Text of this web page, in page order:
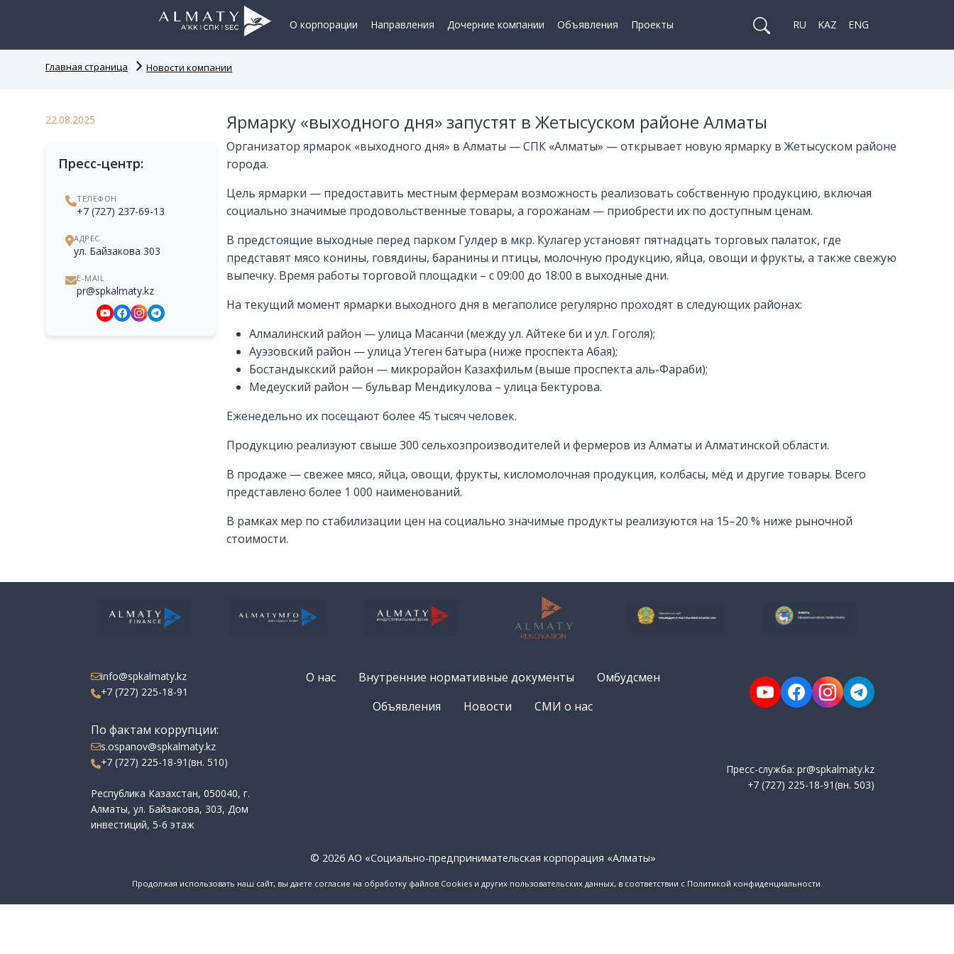
О корпорации Направления Дочерние компании Объявления Проекты RU KAZ ENG
Главная страница Новости компании
22.08.2025
Пресс-центр:
ТЕЛЕФОН
+7 (727) 237-69-13
АДРЕС
ул. Байзакова 303
E-MAIL
pr@spkalmaty.kz
Ярмарку «выходного дня» запустят в Жетысуском районе Алматы
Организатор ярмарок «выходного дня» в Алматы — СПК «Алматы» — открывает новую ярмарку в Жетысуском районе
города.
Цель ярмарки — предоставить местным фермерам возможность реализовать собственную продукцию, включая
социально значимые продовольственные товары, а горожанам — приобрести их по доступным ценам.
В предстоящие выходные перед парком Гулдер в мкр. Кулагер установят пятнадцать торговых палаток, где
представят мясо конины, говядины, баранины и птицы, молочную продукцию, яйца, овощи и фрукты, а также свежую
выпечку. Время работы торговой площадки – с 09:00 до 18:00 в выходные дни.
На текущий момент ярмарки выходного дня в мегаполисе регулярно проходят в следующих районах:
Алмалинский район — улица Масанчи (между ул. Айтеке би и ул. Гоголя);
Ауэзовский район — улица Утеген батыра (ниже проспекта Абая);
Бостандыкский район — микрорайон Казахфильм (выше проспекта аль-Фараби);
Медеуский район — бульвар Мендикулова – улица Бектурова.
Еженедельно их посещают более 45 тысяч человек.
Продукцию реализуют свыше 300 сельхозпроизводителей и фермеров из Алматы и Алматинской области.
В продаже — свежее мясо, яйца, овощи, фрукты, кисломолочная продукция, колбасы, мёд и другие товары. Всего
представлено более 1 000 наименований.
В рамках мер по стабилизации цен на социально значимые продукты реализуются на 15–20 % ниже рыночной
стоимости.
info@spkalmaty.kz
+7 (727) 225-18-91
О нас Внутренние нормативные документы
Омбудсмен
Объявления
Новости
СМИ о нас
По фактам коррупции:
s.ospanov@spkalmaty.kz
+7 (727) 225-18-91(вн. 510)
Республика Казахстан, 050040, г.
Алматы, ул. Байзакова, 303, Дом
инвестиций, 5-6 этаж
Пресс-служба: pr@spkalmaty.kz
+7 (727) 225-18-91(вн. 503)
© 2026 АО «Социально-предпринимательская корпорация «Алматы»
Продолжая использовать наш сайт, вы даете согласие на обработку файлов Cookies и других пользовательских данных, в соответствии с Политикой конфиденциальности.